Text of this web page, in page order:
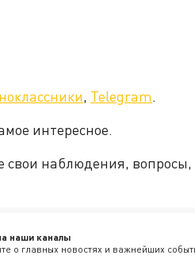
, Telegram.
интересное.
свои наблюдения, вопросы,
наши каналы
о главных новостях и важнейших